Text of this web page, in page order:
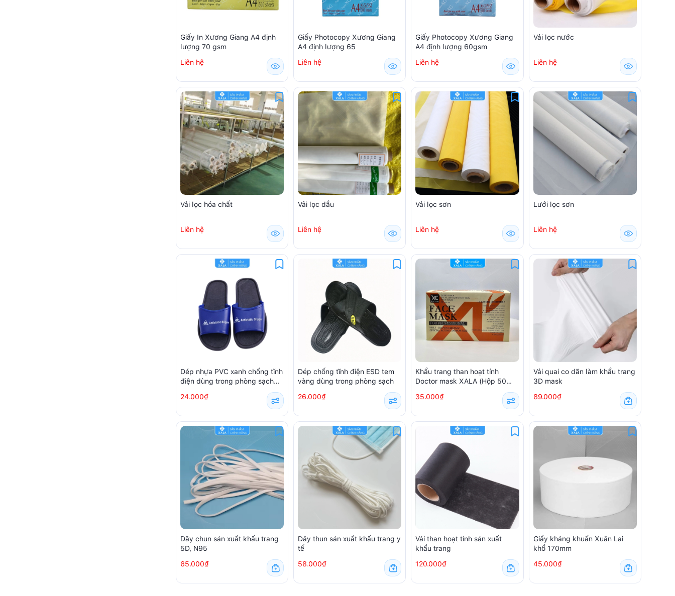
Giấy In Xương Giang A4 định
lượng 70 gsm
Liên hệ
Giấy Photocopy Xương Giang
A4 định lượng 65
Liên hệ
Giấy Photocopy Xương Giang
A4 định lượng 60gsm
Liên hệ
Vải lọc nước
Liên hệ
Vải lọc hóa chất
Liên hệ
Vải lọc dầu
Liên hệ
Vải lọc sơn
Liên hệ
Lưới lọc sơn
Liên hệ
Dép nhựa PVC xanh chống tĩnh
điện dùng trong phòng sạch
24.000₫
Dép chống tĩnh điện ESD tem
vàng dùng trong phòng sạch
26.000₫
Khẩu trang than hoạt tính
Doctor mask XALA (Hộp 50
35.000₫
Vải quai co dãn làm khẩu trang
3D mask
89.000₫
Dây chun sản xuất khẩu trang
5D, N95
65.000₫
Dây thun sản xuất khẩu trang y
tế
58.000₫
Vải than hoạt tính sản xuất
khẩu trang
120.000₫
Giấy kháng khuẩn Xuân Lai
khổ 170mm
45.000₫